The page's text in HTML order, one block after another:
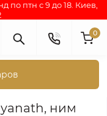
по птн с 9 до 18. Киев,
0
АЮРВЕДИЧЕСКИЕ
ним